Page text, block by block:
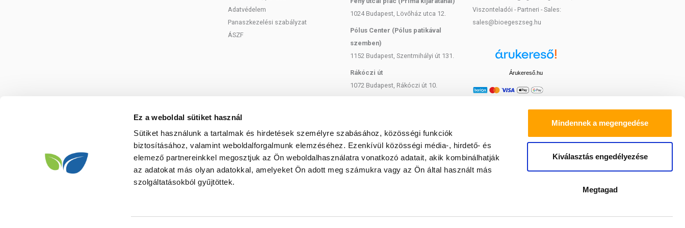
Ez a weboldal sütiket használ
Sütiket használunk a tartalmak és hirdetések személyre szabásához, közösségi funkciók
biztosításához, valamint weboldalforgalmunk elemzéséhez. Ezenkívül közösségi média-, hirdető- és
elemező partnereinkkel megosztjuk az Ön weboldalhasználatra vonatkozó adatait, akik kombinálhatják
az adatokat más olyan adatokkal, amelyeket Ön adott meg számukra vagy az Ön által használt más
szolgáltatásokból gyűjtöttek.
Mindennek a megengedése
Kiválasztás engedélyezése
Megtagad
Adatvédelem
Panaszkezelési szabályzat
ÁSZF
1024 Budapest, Lövőház utca 12.
Pólus Center (Pólus patikával
szemben)
1152 Budapest, Szentmihályi út 131.
Rákóczi út
1072 Budapest, Rákóczi út 10.
Bartók Béla
1114 Budapest, Bartók Béla út 71.
Viszonteladói - Partneri - Sales:
sales@bioegeszseg.hu
Árukereső.hu